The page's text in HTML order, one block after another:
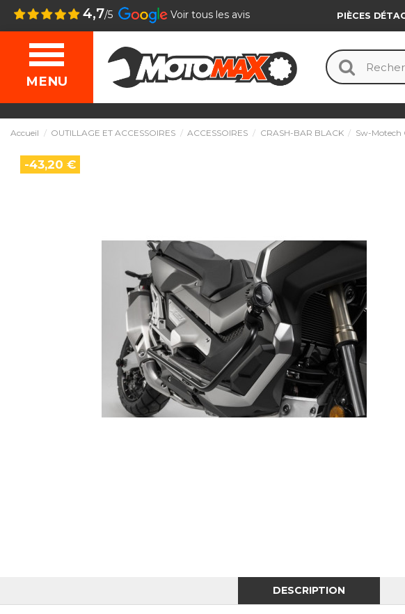
4,7/5 Voir tous les avis PIÈCES
MENU
Accueil OUTILLAGE ET ACCESSOIRES ACCESSOIRES CRASH-BAR BLACK Sw-Motech
-43,20 €
DESCRIPTION